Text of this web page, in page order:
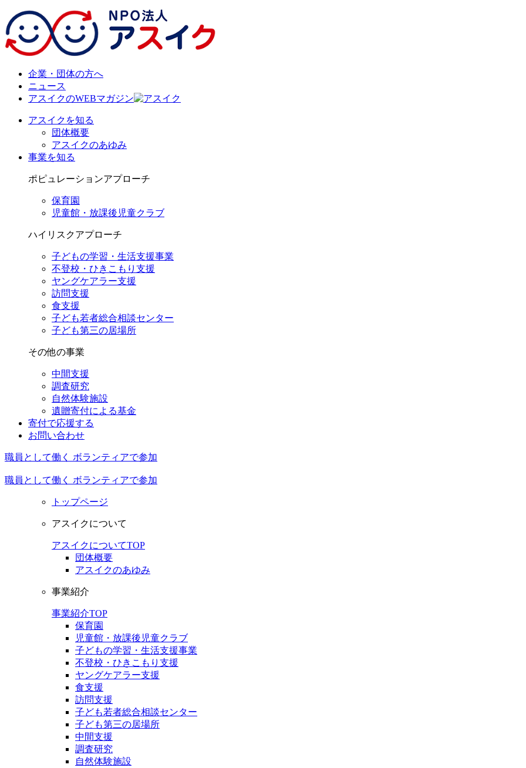
企業・団体の方へ
ニュース
アスイクのWEBマガジン
アスイクを知る
団体概要
アスイクのあゆみ
事業を知る
ポピュレーションアプローチ
保育園
児童館・放課後児童クラブ
ハイリスクアプローチ
子どもの学習・生活支援事業
不登校・ひきこもり支援
ヤングケアラー支援
訪問支援
食支援
子ども若者総合相談センター
子ども第三の居場所
その他の事業
中間支援
調査研究
自然体験施設
遺贈寄付による基金
寄付で応援する
お問い合わせ
職員として働く ボランティアで参加
職員として働く ボランティアで参加
トップページ
アスイクについて
アスイクについてTOP
団体概要
アスイクのあゆみ
事業紹介
事業紹介TOP
保育園
児童館・放課後児童クラブ
子どもの学習・生活支援事業
不登校・ひきこもり支援
ヤングケアラー支援
食支援
訪問支援
子ども若者総合相談センター
子ども第三の居場所
中間支援
調査研究
自然体験施設